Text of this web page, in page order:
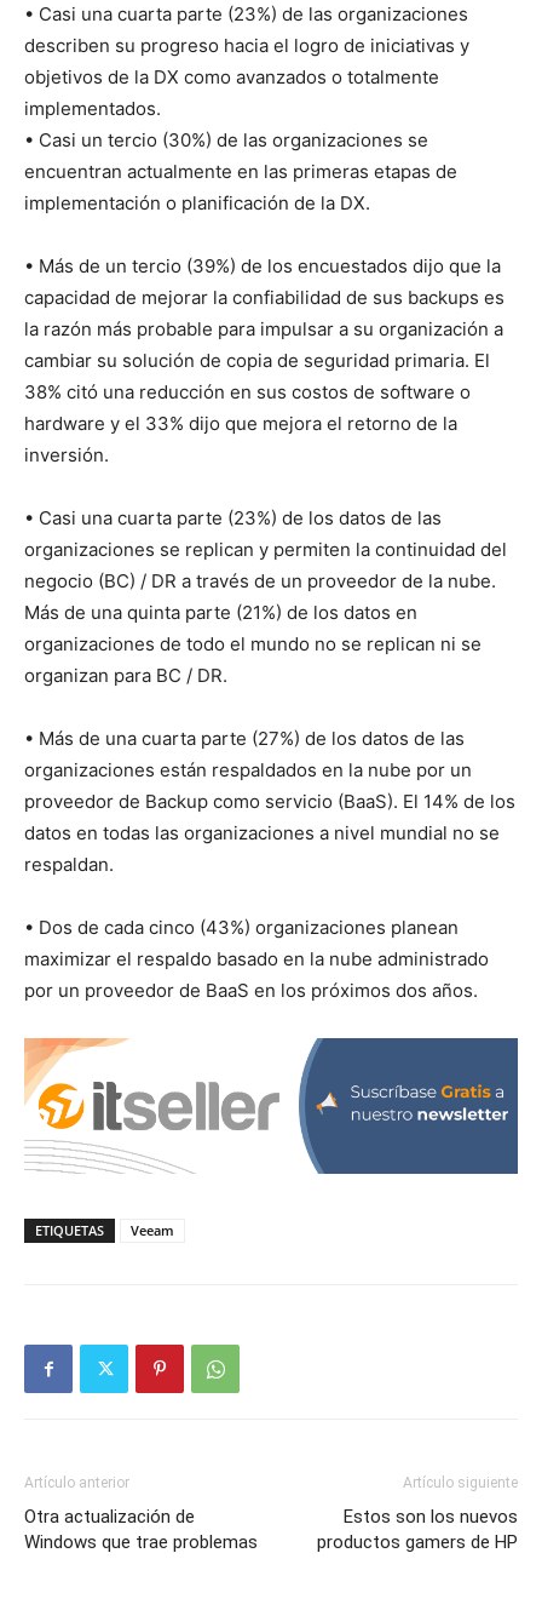
• Casi una cuarta parte (23%) de las organizaciones
describen su progreso hacia el logro de iniciativas y
objetivos de la DX como avanzados o totalmente
implementados.
• Casi un tercio (30%) de las organizaciones se
encuentran actualmente en las primeras etapas de
implementación o planificación de la DX.
• Más de un tercio (39%) de los encuestados dijo que la
capacidad de mejorar la confiabilidad de sus backups es
la razón más probable para impulsar a su organización a
cambiar su solución de copia de seguridad primaria. El
38% citó una reducción en sus costos de software o
hardware y el 33% dijo que mejora el retorno de la
inversión.
• Casi una cuarta parte (23%) de los datos de las
organizaciones se replican y permiten la continuidad del
negocio (BC) / DR a través de un proveedor de la nube.
Más de una quinta parte (21%) de los datos en
organizaciones de todo el mundo no se replican ni se
organizan para BC / DR.
• Más de una cuarta parte (27%) de los datos de las
organizaciones están respaldados en la nube por un
proveedor de Backup como servicio (BaaS). El 14% de los
datos en todas las organizaciones a nivel mundial no se
respaldan.
• Dos de cada cinco (43%) organizaciones planean
maximizar el respaldo basado en la nube administrado
por un proveedor de BaaS en los próximos dos años.
ETIQUETAS Veeam
Artículo anterior
Otra actualización de
Windows que trae problemas
Artículo siguiente
Estos son los nuevos
productos gamers de HP